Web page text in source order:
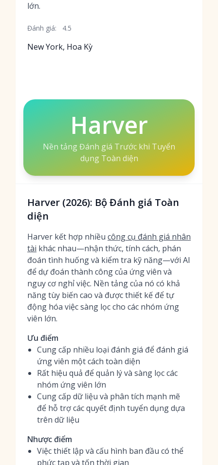
lớn.
Đánh giá: 4.5
New York, Hoa Kỳ
Harver
Nền tảng Đánh giá Trước khi Tuyển
dụng Toàn diện
Harver (2026): Bộ Đánh giá Toàn
diện
Harver kết hợp nhiều công cụ đánh giá nhân
tài khác nhau—nhận thức, tính cách, phán
đoán tình huống và kiểm tra kỹ năng—với AI
để dự đoán thành công của ứng viên và
nguy cơ nghỉ việc. Nền tảng của nó có khả
năng tùy biến cao và được thiết kế để tự
động hóa việc sàng lọc cho các nhóm ứng
viên lớn.
Ưu điểm
Cung cấp nhiều loại đánh giá để đánh giá
ứng viên một cách toàn diện
Rất hiệu quả để quản lý và sàng lọc các
nhóm ứng viên lớn
Cung cấp dữ liệu và phân tích mạnh mẽ
để hỗ trợ các quyết định tuyển dụng dựa
trên dữ liệu
Nhược điểm
Việc thiết lập và cấu hình ban đầu có thể
phức tạp và tốn thời gian